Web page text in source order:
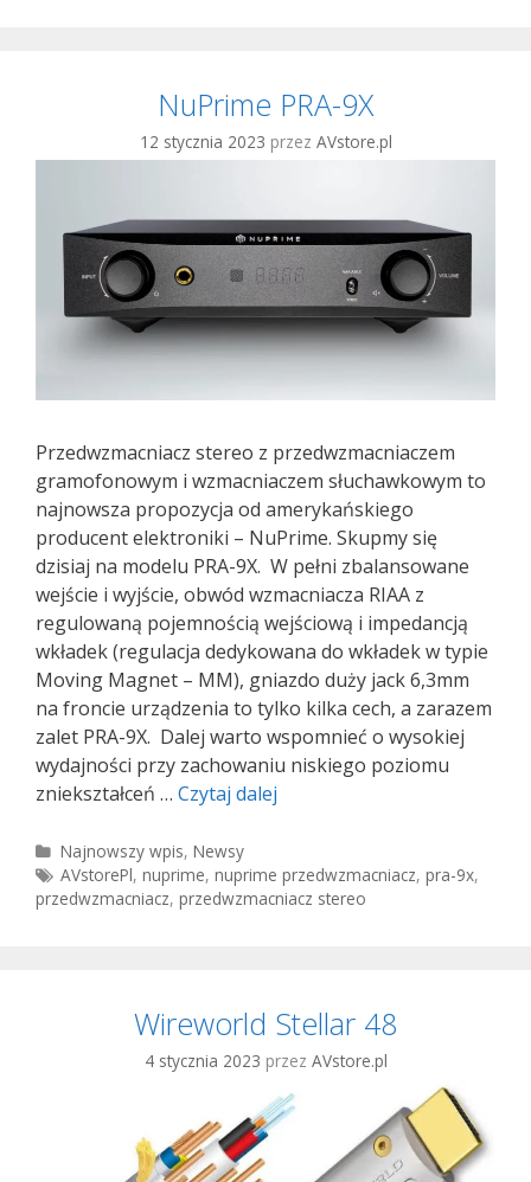
NuPrime PRA-9X
12 stycznia 2023 przez AVstore.pl
Przedwzmacniacz stereo z przedwzmacniaczem
gramofonowym i wzmacniaczem słuchawkowym to
najnowsza propozycja od amerykańskiego
producent elektroniki – NuPrime. Skupmy się
dzisiaj na modelu PRA-9X. W pełni zbalansowane
wejście i wyjście, obwód wzmacniacza RIAA z
regulowaną pojemnością wejściową i impedancją
wkładek (regulacja dedykowana do wkładek w typie
Moving Magnet – MM), gniazdo duży jack 6,3mm
na froncie urządzenia to tylko kilka cech, a zarazem
zalet PRA-9X. Dalej warto wspomnieć o wysokiej
wydajności przy zachowaniu niskiego poziomu
zniekształceń … Czytaj dalej
Kategorie
Najnowszy wpis,Newsy
Tagi
AVstorePl,nuprime,nuprime przedwzmacniacz,pra-9x,
przedwzmacniacz, przedwzmacniacz stereo
Wireworld Stellar 48
4 stycznia 2023 przez AVstore.pl